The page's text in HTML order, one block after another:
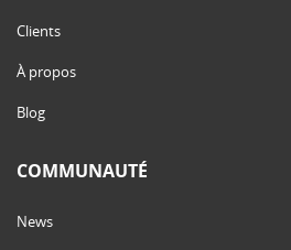
Clients
À propos
Blog
COMMUNAUTÉ
News